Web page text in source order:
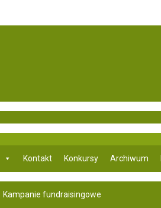
Kontakt Konkursy Archiwum
Kampanie fundraisingowe